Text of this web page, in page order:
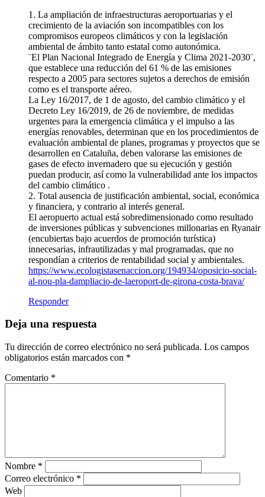
1. La ampliación de infraestructuras aeroportuarias y el
crecimiento de la aviación son incompatibles con los
compromisos europeos climáticos y con la legislación
ambiental de ámbito tanto estatal como autonómica.
¨El Plan Nacional Integrado de Energía y Clima 2021-2030¨,
que establece una reducción del 61 % de las emisiones
respecto a 2005 para sectores sujetos a derechos de emisión
como es el transporte aéreo.
La Ley 16/2017, de 1 de agosto, del cambio climático y el
Decreto Ley 16/2019, de 26 de noviembre, de medidas
urgentes para la emergencia climática y el impulso a las
energías renovables, determinan que en los procedimientos de
evaluación ambiental de planes, programas y proyectos que se
desarrollen en Cataluña, deben valorarse las emisiones de
gases de efecto invernadero que su ejecución y gestión
puedan producir, así como la vulnerabilidad ante los impactos
del cambio climático .
2. Total ausencia de justificación ambiental, social, económica
y financiera, y contrario al interés general.
El aeropuerto actual está sobredimensionado como resultado
de inversiones públicas y subvenciones millonarias en Ryanair
(encubiertas bajo acuerdos de promoción turística)
innecesarias, infrautilizadas y mal programadas, que no
respondían a criterios de rentabilidad social y ambientales.
https://www.ecologistasenaccion.org/194934/oposicio-social-
al-nou-pla-dampliacio-de-laeroport-de-girona-costa-brava/
Responder
Deja una respuesta
Tu dirección de correo electrónico no será publicada. Los campos
obligatorios están marcados con *
Comentario *
Nombre *
Correo electrónico *
Web